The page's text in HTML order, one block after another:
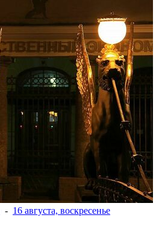
- 16 августа, воскресенье